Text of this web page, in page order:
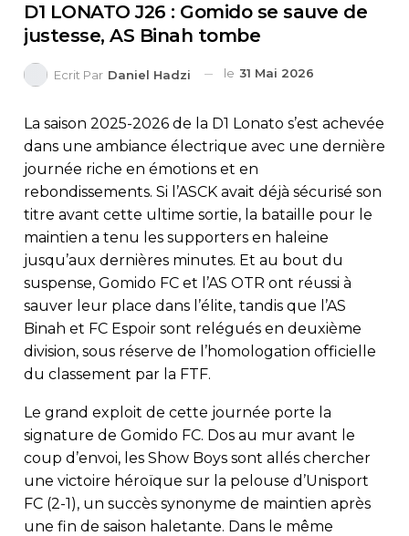
D1 LONATO J26 : Gomido se sauve de
justesse, AS Binah tombe
Ecrit Par Daniel Hadzi le 31 Mai 2026
La saison 2025-2026 de la D1 Lonato s’est achevée
dans une ambiance électrique avec une dernière
journée riche en émotions et en
rebondissements. Si l’ASCK avait déjà sécurisé son
titre avant cette ultime sortie, la bataille pour le
maintien a tenu les supporters en haleine
jusqu’aux dernières minutes. Et au bout du
suspense, Gomido FC et l’AS OTR ont réussi à
sauver leur place dans l’élite, tandis que l’AS
Binah et FC Espoir sont relégués en deuxième
division, sous réserve de l’homologation officielle
du classement par la FTF.
Le grand exploit de cette journée porte la
signature de Gomido FC. Dos au mur avant le
coup d’envoi, les Show Boys sont allés chercher
une victoire héroïque sur la pelouse d’Unisport
FC (2-1), un succès synonyme de maintien après
une fin de saison haletante. Dans le même